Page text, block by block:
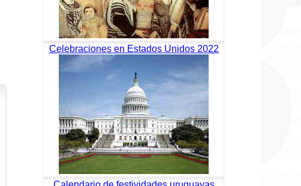
Celebraciones en Estados Unidos 2022